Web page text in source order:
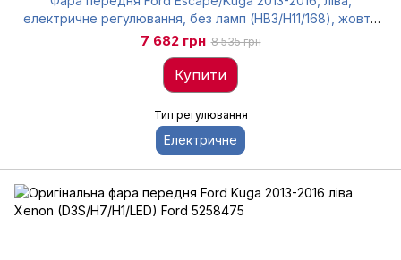
електричне регулювання, без ламп (HB3/H11/168), жовта
вставка, Depo, 3301155LUS
7 682 грн 8 535 грн
Купити
Тип регулювання
Електричне